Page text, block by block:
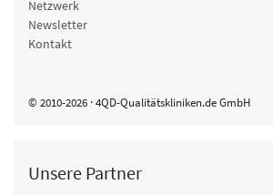
Netzwerk
Newsletter
Kontakt
© 2010-2026 · 4QD-Qualitätskliniken.de GmbH
Unsere Partner